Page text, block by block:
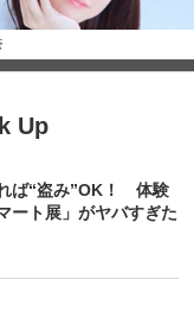
Up
ば“盗み”OK！ 体験
ート展」がヤバすぎた